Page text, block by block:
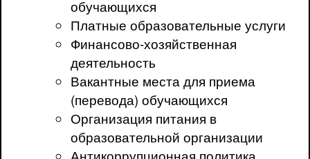
обучающихся
Платные образовательные услуги
Финансово-хозяйственная
деятельность
Вакантные места для приема
(перевода) обучающихся
Организация питания в
образовательной организации
Антикоррупционная политика